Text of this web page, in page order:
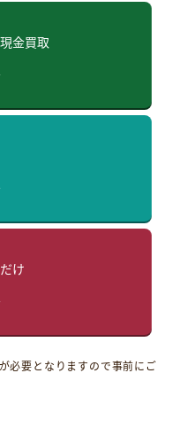
金買取
け
必要となりますので事前にご